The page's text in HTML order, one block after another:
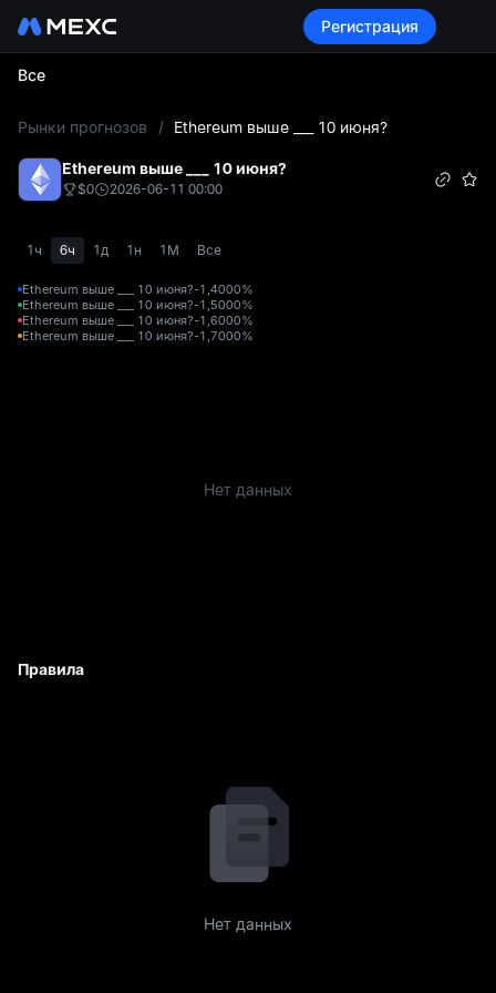
Регистрация
Все
Рынки прогнозов / Ethereum выше ___ 10 июня?
Ethereum выше ___ 10 июня?
$0 2026-06-11 00:00
1ч 6ч 1д 1н 1М Все
Ethereum выше ___ 10 июня?-1,4000%
Ethereum выше ___ 10 июня?-1,5000%
Ethereum выше ___ 10 июня?-1,6000%
Ethereum выше ___ 10 июня?-1,7000%
Нет данных
Правила
Нет данных